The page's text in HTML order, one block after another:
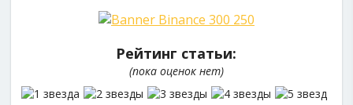
Рейтинг статьи:
(пока оценок нет)